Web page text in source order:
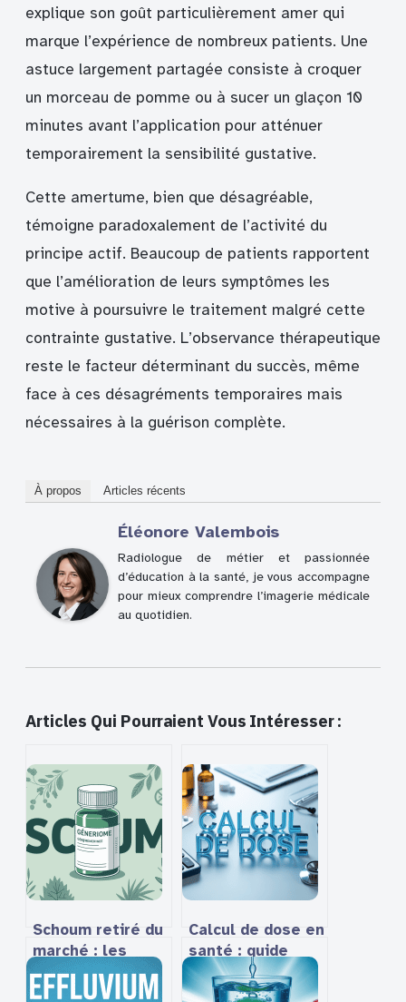
explique son goût particulièrement amer qui
marque l’expérience de nombreux patients. Une
astuce largement partagée consiste à croquer
un morceau de pomme ou à sucer un glaçon 10
minutes avant l’application pour atténuer
temporairement la sensibilité gustative.
Cette amertume, bien que désagréable,
témoigne paradoxalement de l’activité du
principe actif. Beaucoup de patients rapportent
que l’amélioration de leurs symptômes les
motive à poursuivre le traitement malgré cette
contrainte gustative. L’observance thérapeutique
reste le facteur déterminant du succès, même
face à ces désagréments temporaires mais
nécessaires à la guérison complète.
À propos Articles récents
Éléonore Valembois
Radiologue de métier et passionnée
d’éducation à la santé, je vous accompagne
pour mieux comprendre l’imagerie médicale
au quotidien.
Articles Qui Pourraient Vous Intéresser :
Schoum retiré du
marché : les
vraies raisons de
son arrêt
Calcul de dose en
santé : guide
complet, outils
et précautions à